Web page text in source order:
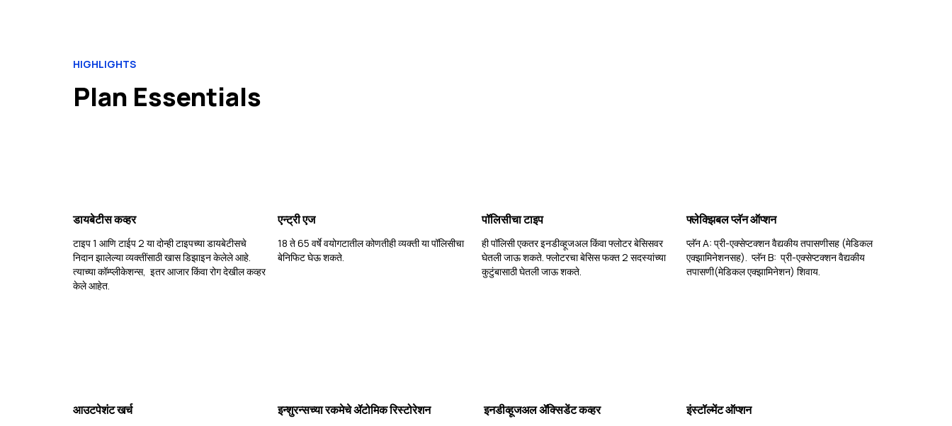
HIGHLIGHTS
Plan Essentials
डायबेटीस कव्हर
टाइप 1 आणि टाईप 2 या दोन्ही टाइपच्या डायबेटीसचे
निदान झालेल्या व्यक्तींसाठी खास डिझाइन केलेले आहे.
त्याच्या कॉम्प्लीकेशन्स, इतर आजार किंवा रोग देखील कव्हर
केले आहेत.
एन्ट्री एज
18 ते 65 वर्षे वयोगटातील कोणतीही व्यक्ती या पॉलिसीचा
बेनिफिट घेऊ शकते.
पॉलिसीचा टाइप
ही पॉलिसी एकतर इनडीव्हूजअल किंवा फ्लोटर बेसिसवर
घेतली जाऊ शकते. फ्लोटरचा बेसिस फक्त 2 सदस्यांच्या
कुटुंबासाठी घेतली जाऊ शकते.
फ्लेक्झिबल प्लॅन ऑप्शन
प्लॅन A: प्री-एक्सेप्टक्शन वैद्यकीय तपासणीसह (मेडिकल
एक्झामिनेशनसह). प्लॅन B: प्री-एक्सेप्टक्शन वैद्यकीय
तपासणी(मेडिकल एक्झामिनेशन) शिवाय.
आउटपेशंट खर्च इन्शुरन्सच्या रकमेचे ॲटोमिक रिस्टोरेशन इनडीव्हूजअल ॲक्सिडेंट कव्हर इंस्टॉल्मेंट ऑप्शन